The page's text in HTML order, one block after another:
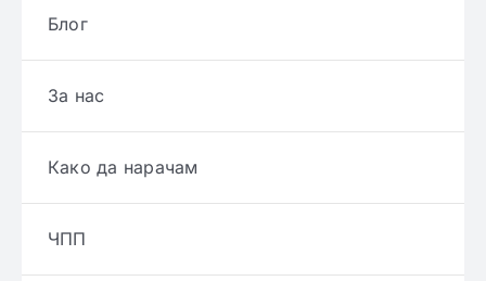
Блог
За нас
Како да нарачам
ЧПП